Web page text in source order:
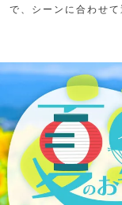
で、シーンに合わせて